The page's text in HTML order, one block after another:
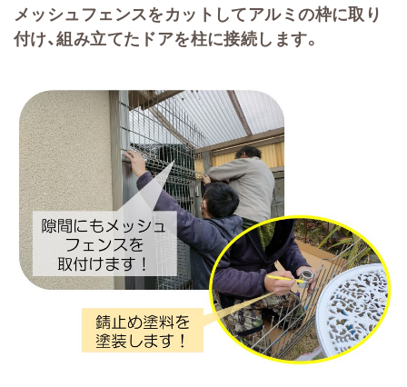
メッシュフェンスをカットしてアルミの枠に取り
付け、組み立てたドアを柱に接続します。